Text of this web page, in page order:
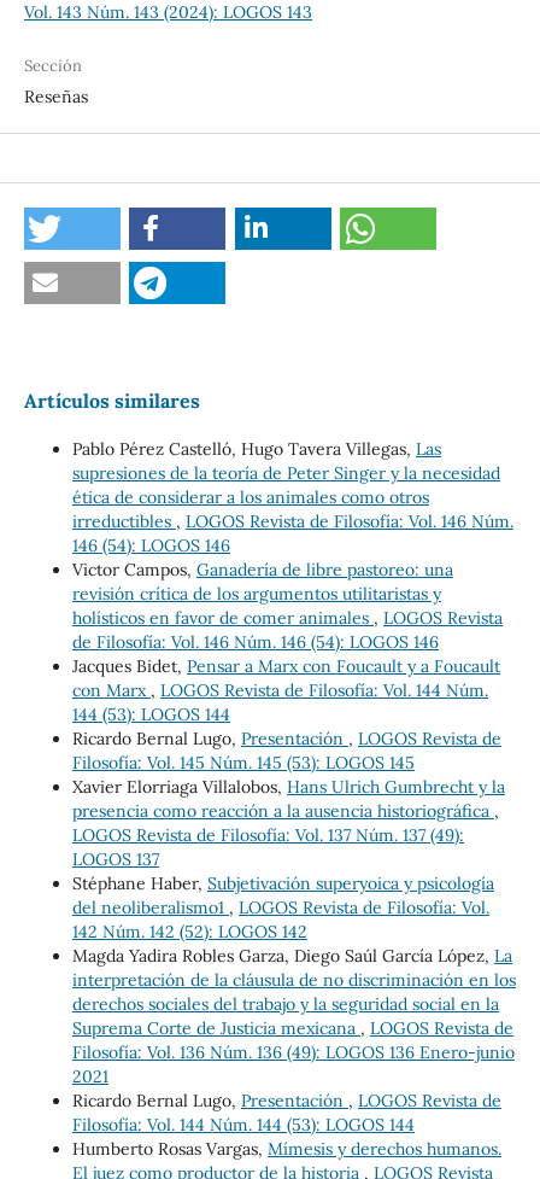
Vol. 143 Núm. 143 (2024): LOGOS 143
Sección
Reseñas
Artículos similares
Pablo Pérez Castelló, Hugo Tavera Villegas, Las
supresiones de la teoría de Peter Singer y la necesidad
ética de considerar a los animales como otros
irreductibles , LOGOS Revista de Filosofía: Vol. 146 Núm.
146 (54): LOGOS 146
Victor Campos, Ganadería de libre pastoreo: una
revisión crítica de los argumentos utilitaristas y
holísticos en favor de comer animales , LOGOS Revista
de Filosofía: Vol. 146 Núm. 146 (54): LOGOS 146
Jacques Bidet, Pensar a Marx con Foucault y a Foucault
con Marx , LOGOS Revista de Filosofía: Vol. 144 Núm.
144 (53): LOGOS 144
Ricardo Bernal Lugo, Presentación , LOGOS Revista de
Filosofía: Vol. 145 Núm. 145 (53): LOGOS 145
Xavier Elorriaga Villalobos, Hans Ulrich Gumbrecht y la
presencia como reacción a la ausencia historiográfica ,
LOGOS Revista de Filosofía: Vol. 137 Núm. 137 (49):
LOGOS 137
Stéphane Haber, Subjetivación superyoica y psicología
del neoliberalismo1 , LOGOS Revista de Filosofía: Vol.
142 Núm. 142 (52): LOGOS 142
Magda Yadira Robles Garza, Diego Saúl García López, La
interpretación de la cláusula de no discriminación en los
derechos sociales del trabajo y la seguridad social en la
Suprema Corte de Justicia mexicana , LOGOS Revista de
Filosofía: Vol. 136 Núm. 136 (49): LOGOS 136 Enero-junio
2021
Ricardo Bernal Lugo, Presentación , LOGOS Revista de
Filosofía: Vol. 144 Núm. 144 (53): LOGOS 144
Humberto Rosas Vargas, Mímesis y derechos humanos.
El juez como productor de la historia , LOGOS Revista